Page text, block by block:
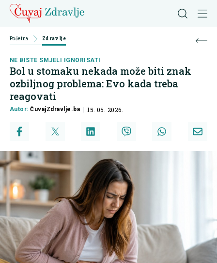
Početna Zdravlje
NE BISTE SMJELI IGNORISATI
Bol u stomaku nekada može biti znak
ozbiljnog problema: Evo kada treba
reagovati
Autor:ČuvajZdravlje.ba 15. 05. 2026.